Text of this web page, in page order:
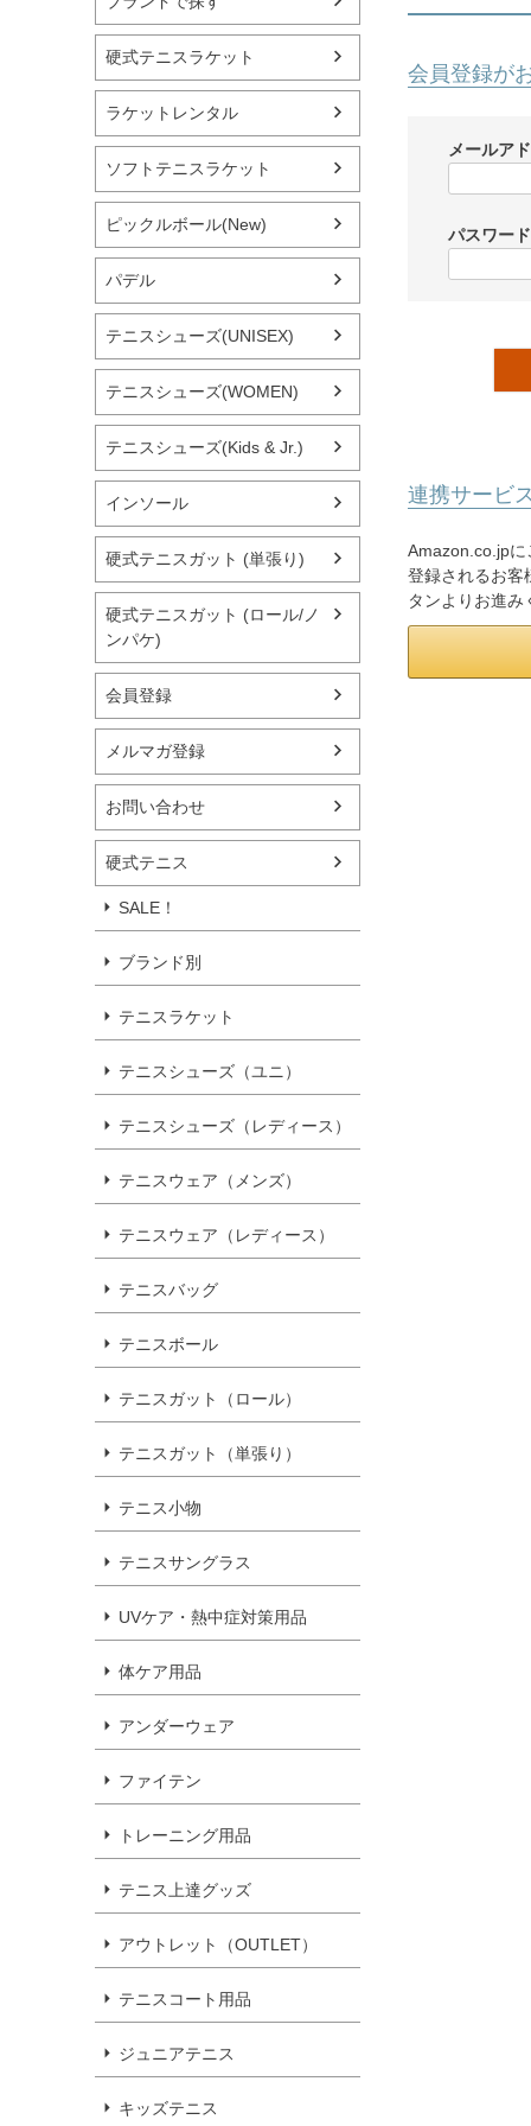
硬式テニスラケット
ラケットレンタル
ソフトテニスラケット
ピックルボール(New)
パデル
テニスシューズ(UNISEX)
テニスシューズ(WOMEN)
テニスシューズ(Kids & Jr.)
インソール
硬式テニスガット (単張り)
硬式テニスガット (ロール/ノ
ンパケ)
会員登録
メルマガ登録
お問い合わせ
硬式テニス
SALE！
ブランド別
テニスラケット
テニスシューズ（ユニ）
テニスシューズ（レディース）
テニスウェア（メンズ）
テニスウェア（レディース）
テニスバッグ
テニスボール
テニスガット（ロール）
テニスガット（単張り）
テニス小物
テニスサングラス
UVケア・熱中症対策用品
体ケア用品
アンダーウェア
ファイテン
トレーニング用品
テニス上達グッズ
アウトレット（OUTLET）
テニスコート用品
ジュニアテニス
キッズテニス
会員登録が
メールア
パスワー
連携サービ
Amazon.co.jpに
登録されるお客
タンよりお進み